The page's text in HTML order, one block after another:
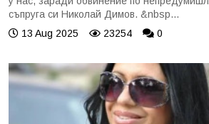
съпруга си Николай Димов. &nbsp...
13 Aug 2025
23254 0